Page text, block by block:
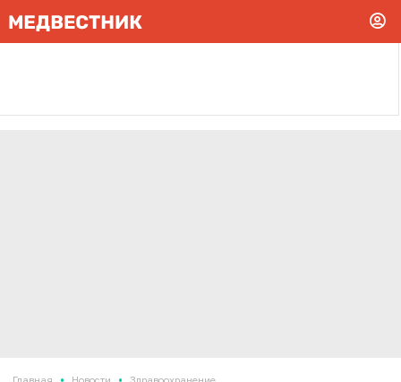
Главная • Новости • Здравоохранение